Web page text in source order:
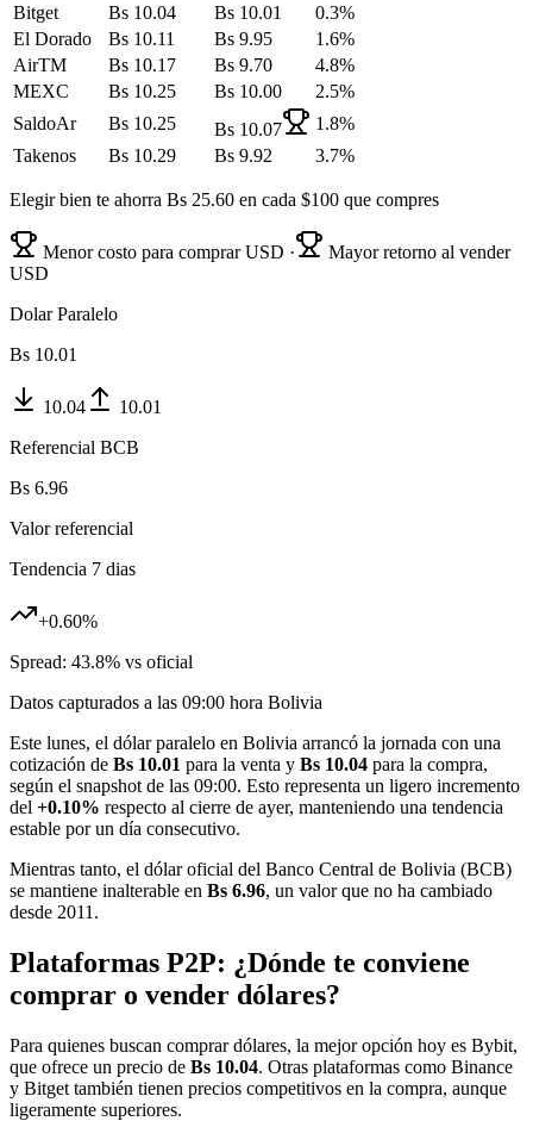
Bitget
Bs 10.04 Bs 10.01 0.3%
El Dorado
Bs 10.11 Bs 9.95 1.6%
AirTM
Bs 10.17 Bs 9.70 4.8%
MEXC
Bs 10.25 Bs 10.00 2.5%
SaldoAr
Bs 10.25 Bs 10.07 1.8%
Takenos
Bs 10.29 Bs 9.92 3.7%
Elegir bien te ahorra Bs 25.60 en cada $100 que compres
Menor costo para comprar USD ·
Mayor retorno al vender
USD
Dolar Paralelo
Bs 10.01
10.04
10.01
Referencial BCB
Bs 6.96
Valor referencial
Tendencia 7 dias
+0.60%
Spread: 43.8% vs oficial
Datos capturados a las 09:00 hora Bolivia
Este lunes, el dólar paralelo en Bolivia arrancó la jornada con una
cotización de Bs 10.01 para la venta y Bs 10.04 para la compra,
según el snapshot de las 09:00. Esto representa un ligero incremento
del +0.10% respecto al cierre de ayer, manteniendo una tendencia
estable por un día consecutivo.
Mientras tanto, el dólar oficial del Banco Central de Bolivia (BCB)
se mantiene inalterable en Bs 6.96, un valor que no ha cambiado
desde 2011.
Plataformas P2P: ¿Dónde te conviene
comprar o vender dólares?
Para quienes buscan comprar dólares, la mejor opción hoy es Bybit,
que ofrece un precio de Bs 10.04. Otras plataformas como Binance
y Bitget también tienen precios competitivos en la compra, aunque
ligeramente superiores.